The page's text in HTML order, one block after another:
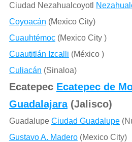
Ciudad Nezahualcoyotl
Coyoacán (Mexico City)
Cuauhtémoc(Mexico City )
Cuautitlán Izcalli (México )
Culiacán (Sinaloa)
Ecatepec Ecatepec de
Guadalajara(Jalisco)
Guadalupe Ciudad Guadalupe
Gustavo A. Madero(Mexico City)